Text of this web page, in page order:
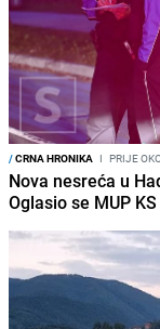
/CRNA HRONIKA I PRIJE
Nova nesreća u
Oglasio se MUP KS